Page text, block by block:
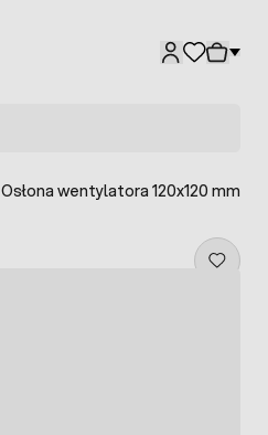
Osłona wentylatora 120x120 mm